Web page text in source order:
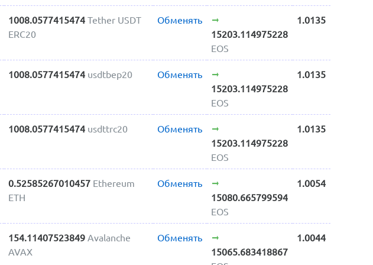
1008.0577415474 Tether USDT
ERC20
Обменять
15203.114975228
EOS
1.0135
1008.0577415474 usdtbep20
Обменять
15203.114975228
EOS
1.0135
1008.0577415474 usdttrc20
Обменять
15203.114975228
EOS
1.0135
0.52585267010457 Ethereum
ETH
Обменять
15080.665799594
EOS
1.0054
154.11407523849 Avalanche
AVAX
Обменять
15065.683418867
1.0044